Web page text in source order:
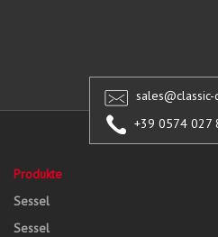
+39 0574 027
Produkte
Sessel
Sessel